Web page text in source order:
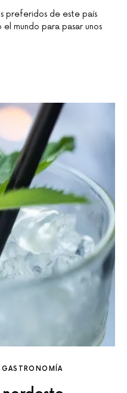
preferidos de este país
mundo para pasar unos
GASTRONOMÍA